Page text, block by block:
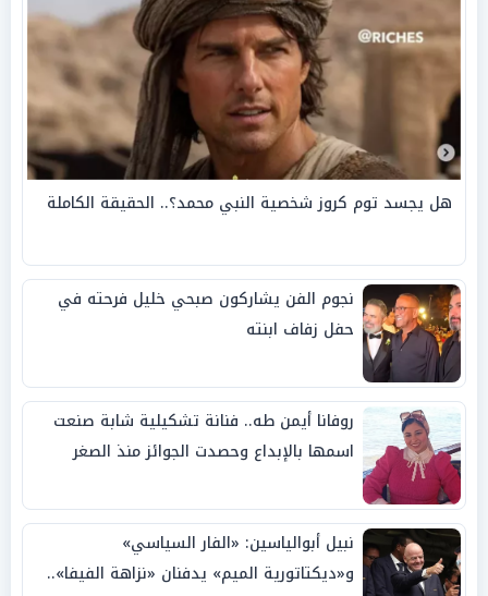
هل يجسد توم كروز شخصية النبي محمد؟.. الحقيقة الكاملة
نجوم الفن يشاركون صبحي خليل فرحته في
حفل زفاف ابنته
روفانا أيمن طه.. فنانة تشكيلية شابة صنعت
اسمها بالإبداع وحصدت الجوائز منذ الصغر
نبيل أبوالياسين: «الفار السياسي»
و«ديكتاتورية الميم» يدفنان «نزاهة الفيفا»..